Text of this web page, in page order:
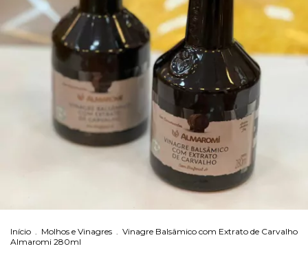
Início . Molhos e Vinagres . Vinagre Balsâmico com Extrato de Carvalho
Almaromi 280ml